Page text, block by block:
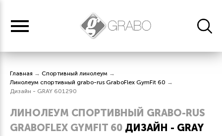
Главная → Спортивный линолеум →
Линолеум спортивный grabo-rus GraboFlex GymFit 60 →
Дизайн - GRAY 601290
ЛИНОЛЕУМ СПОРТИВНЫЙ GRABO-RUS
GRABOFLEX GYMFIT 60 ДИЗАЙН - GRAY